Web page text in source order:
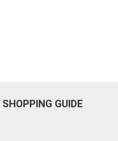
SHOPPING GUIDE